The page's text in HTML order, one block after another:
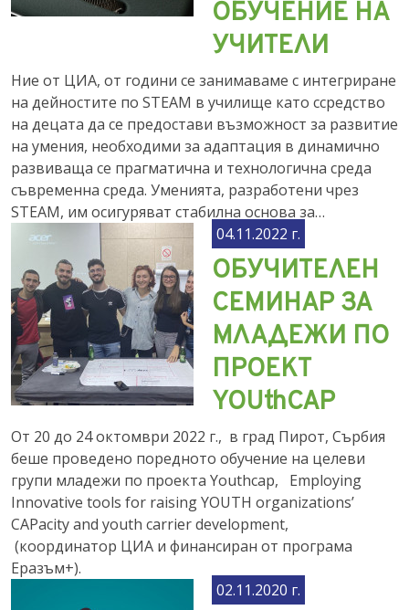
ОБУЧЕНИЕ НА
УЧИТЕЛИ
Ние от ЦИА, от години се занимаваме с интегриране
на дейностите по STEAM в училище като ссредство
на децата да се предостави възможност за развитие
на умения, необходими за адаптация в динамично
развиваща се прагматична и технологична среда
съвременна среда. Уменията, разработени чрез
STEAM, им осигуряват стабилна основа за…
04.11.2022 г.
ОБУЧИТЕЛЕН
СЕМИНАР ЗА
МЛАДЕЖИ ПО
ПРОЕКТ
YOUthCAP
От 20 до 24 октомври 2022 г., в град Пирот, Сърбия
беше проведено поредното обучение на целеви
групи младежи по проекта Youthcap, Employing
Innovative tools for raising YOUTH organizations’
CAPacity and youth carrier development,
(координатор ЦИА и финансиран от програма
Еразъм+).
02.11.2020 г.